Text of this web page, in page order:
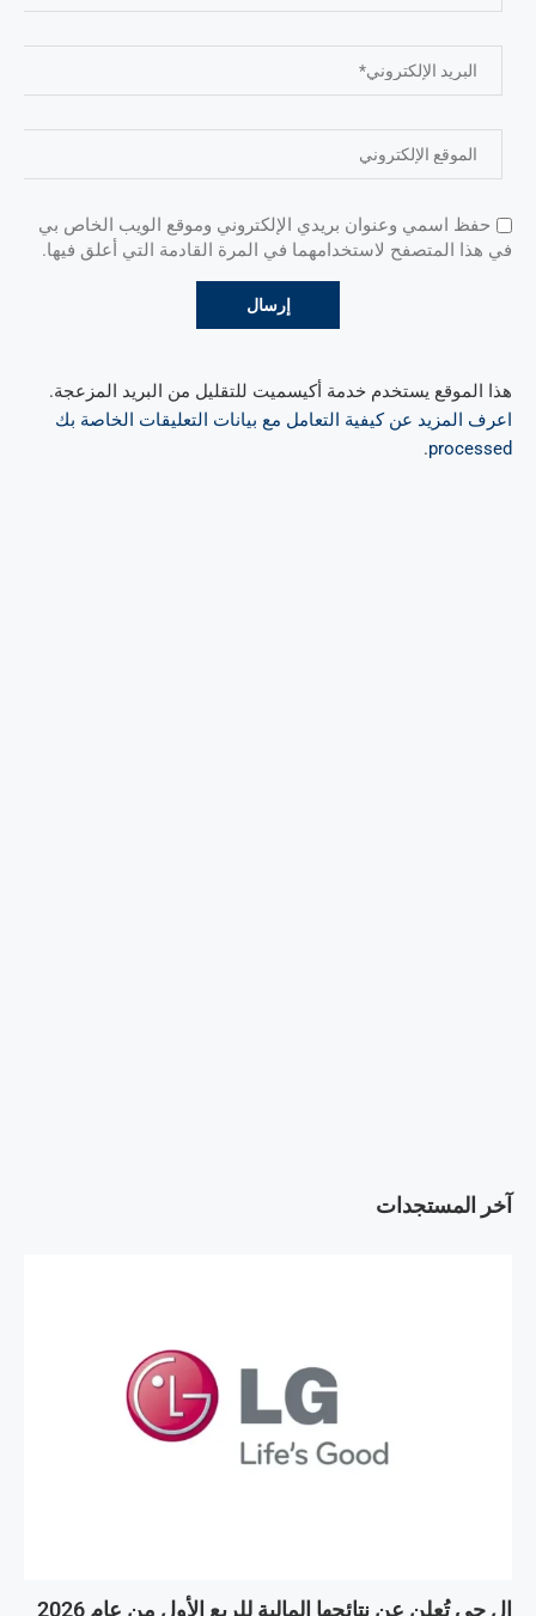
حفظ اسمي وعنوان بريدي الإلكتروني وموقع الويب الخاص بي
في هذا المتصفح لاستخدامهما في المرة القادمة التي أعلق فيها.
هذا الموقع يستخدم خدمة أكيسميت للتقليل من البريد المزعجة.
اعرف المزيد عن كيفية التعامل مع بيانات التعليقات الخاصة بك
processed
.
آخر المستجدات
إل جي تُعلن عن نتائجها المالية للربع الأول من عام 2026